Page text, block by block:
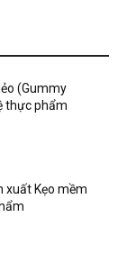
(Gummy
thực phẩm
xuất Kẹo mềm